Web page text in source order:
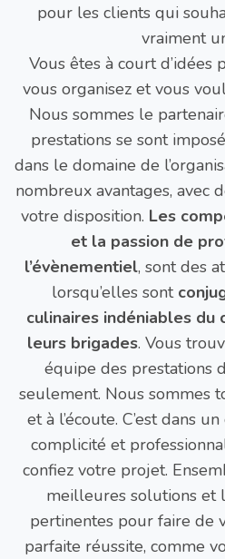
pour les clients qui
vraiment
Vous êtes à court
vous organisez et vous
Nous sommes le
prestations se sont
dans le domaine de
nombreux avantages, avec
votre disposition. Les
et la passion de
l’évènementiel, sont des
lorsqu’elles sont
culinaires indéniables du
leurs brigades. Vous
équipe des prestations
seulement. Nous sommes
et à l’écoute. C’est dans
complicité et
confiez votre projet.
meilleures solutions et
pertinentes pour faire de
parfaite réussite, comme